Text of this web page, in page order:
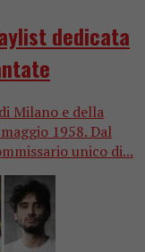
dedicata
Milano e della
1958. Dal
unico di...